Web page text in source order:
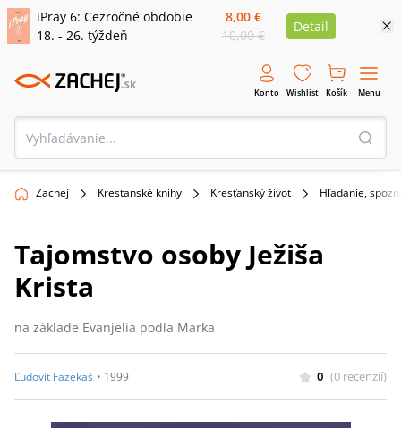
iPray 6: Cezročné obdobie
18. - 26. týždeň
8,00 €
10,00 €
Detail
Konto Wishlist Košík Menu
Zachej Kresťanské knihy Kresťanský život Hľadanie,
Tajomstvo osoby Ježiša
Krista
na základe Evanjelia podľa Marka
Ľudovít Fazekaš • 1999 0 (0 recenzií)